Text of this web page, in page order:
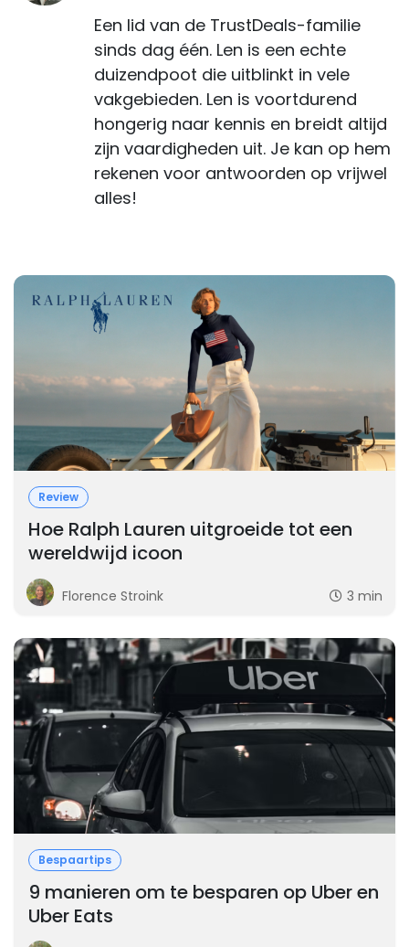
Een lid van de TrustDeals-familie
sinds dag één. Len is een echte
duizendpoot die uitblinkt in vele
vakgebieden. Len is voortdurend
hongerig naar kennis en breidt altijd
zijn vaardigheden uit. Je kan op hem
rekenen voor antwoorden op vrijwel
alles!
Review
Hoe Ralph Lauren uitgroeide tot een
wereldwijd icoon
Florence Stroink 3 min
Bespaartips
9 manieren om te besparen op Uber en
Uber Eats